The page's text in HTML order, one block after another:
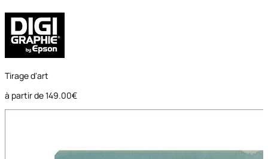
Tirage d'art
à partir de149.00€